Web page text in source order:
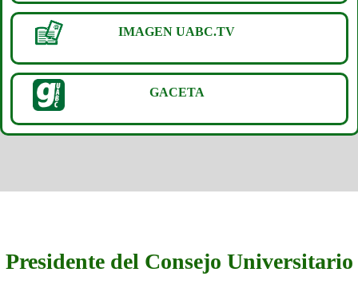
04 de Diciembre
IMAGEN UABC.TV
GACETA
Presidente del Consejo Universitario